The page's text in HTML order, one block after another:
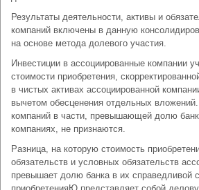
Результаты деятельности, активы и
компаний включены в данную
на основе метода долевого участия.
Инвестиции в ассоциированные компании
стоимости приобретения,
в чистых активах ассоциированной
вычетом обесценения отдельных
компаний в части, превышающей долю
компаниях, не признаются.
Разница, на которую стоимость
обязательств и условных обязательств
превышает долю банка в их справедливой